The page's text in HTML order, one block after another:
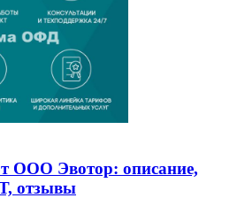
ООО Эвотор: описание,
отзывы